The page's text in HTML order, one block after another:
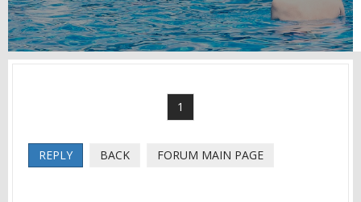
1
REPLY BACK FORUM MAIN PAGE